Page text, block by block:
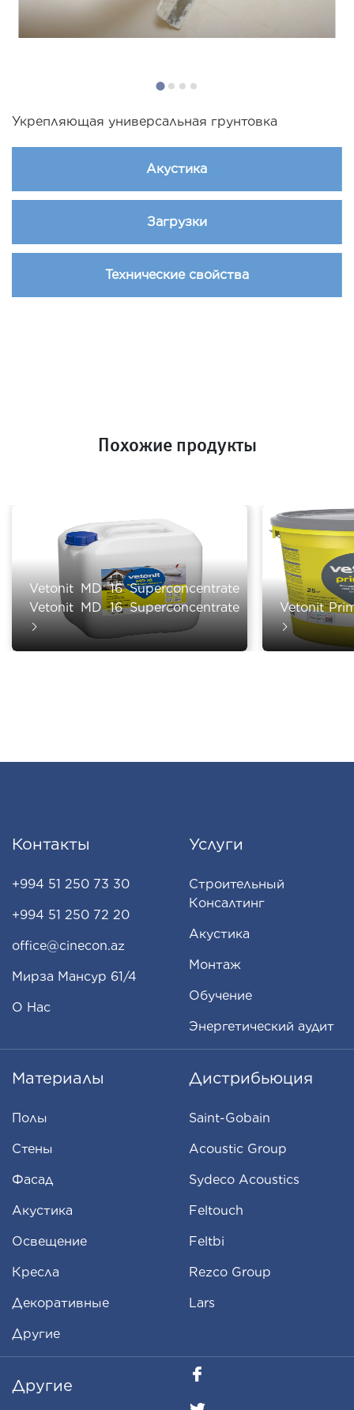
Укрепляющая универсальная грунтовка
Акустика
Загрузки
Технические свойства
Похожие продукты
Vetonit MD 16 Superconcentrate
Vetonit MD 16 Superconcentrate
Vetonit
Контакты
+994 51 250 73 30
+994 51 250 72 20
office@cinecon.az
Мирза Мансур 61/4
О Нас
Услуги
Строительный
Консалтинг
Акустика
Монтаж
Обучение
Энергетический аудит
Материалы
Полы
Стены
Фасад
Aкустика
Освещение
Кресла
Декоративные
Другие
Дистрибьюция
Saint-Gobain
Acoustic Group
Sydeco Acoustics
Feltouch
Feltbi
Rezco Group
Lars
Другие